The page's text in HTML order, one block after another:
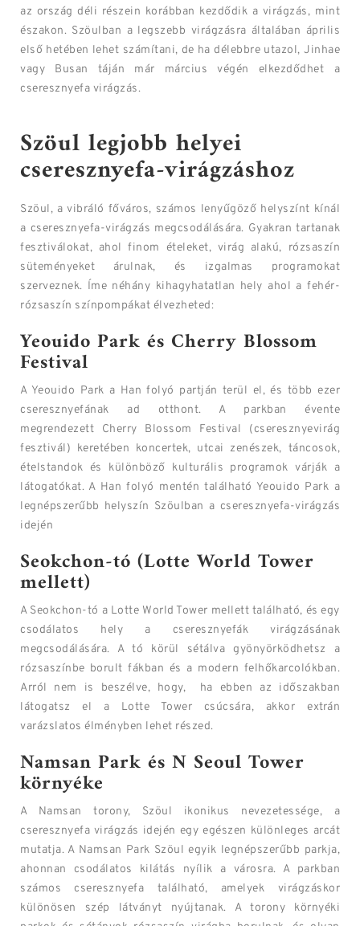
az ország déli részein korábban kezdődik a virágzás, mint
északon. Szöulban a legszebb virágzásra általában április
első hetében lehet számítani, de ha délebbre utazol, Jinhae
vagy Busan táján már március végén elkezdődhet a
cseresznyefa virágzás.
Szöul legjobb helyei
cseresznyefa-virágzáshoz
Szöul, a vibráló főváros, számos lenyűgöző helyszínt kínál
a cseresznyefa-virágzás megcsodálására. Gyakran tartanak
fesztiválokat, ahol finom ételeket, virág alakú, rózsaszín
süteményeket árulnak, és izgalmas programokat
szerveznek. Íme néhány kihagyhatatlan hely ahol a fehér-
rózsaszín színpompákat élvezheted:
Yeouido Park és Cherry Blossom
Festival
A Yeouido Park a Han folyó partján terül el, és több ezer
cseresznyefának ad otthont. A parkban évente
megrendezett Cherry Blossom Festival (cseresznyevirág
fesztivál) keretében koncertek, utcai zenészek, táncosok,
ételstandok és különböző kulturális programok várják a
látogatókat. A Han folyó mentén található Yeouido Park a
legnépszerűbb helyszín Szöulban a cseresznyefa-virágzás
idején
Seokchon-tó (Lotte World Tower
mellett)
A Seokchon-tó a Lotte World Tower mellett található, és egy
csodálatos hely a cseresznyefák virágzásának
megcsodálására. A tó körül sétálva gyönyörködhetsz a
rózsaszínbe borult fákban és a modern felhőkarcolókban.
Arról nem is beszélve, hogy, ha ebben az időszakban
látogatsz el a Lotte Tower csúcsára, akkor extrán
varázslatos élményben lehet részed.
Namsan Park és N Seoul Tower
környéke
A Namsan torony, Szöul ikonikus nevezetessége, a
cseresznyefa virágzás idején egy egészen különleges arcát
mutatja. A Namsan Park Szöul egyik legnépszerűbb parkja,
ahonnan csodálatos kilátás nyílik a városra. A parkban
számos cseresznyefa található, amelyek virágzáskor
különösen szép látványt nyújtanak. A torony környéki